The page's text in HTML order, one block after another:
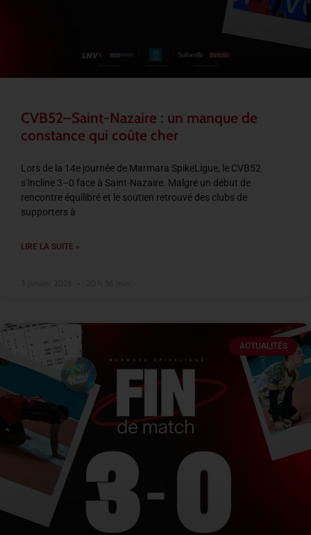
CVB52–Saint-Nazaire : un manque de
constance qui coûte cher
Lors de la 14e journée de Marmara SpikeLigue, le CVB52
s’incline 3–0 face à Saint-Nazaire. Malgré un début de
rencontre équilibré et le soutien retrouvé des clubs de
supporters à
LIRE LA SUITE »
ACTUALITÉS